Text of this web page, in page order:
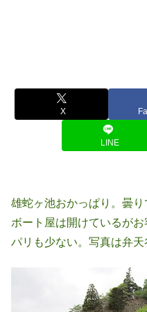
X
LINE
雄蛇ヶ池おかっぱり。曇り
ボート屋は開けているが
パリも少ない。写真は弁天